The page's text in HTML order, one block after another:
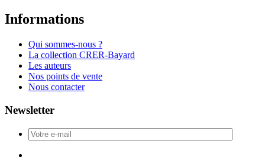
Informations
Qui sommes-nous ?
La collection CRER-Bayard
Les auteurs
Nos points de vente
Nous contacter
Newsletter